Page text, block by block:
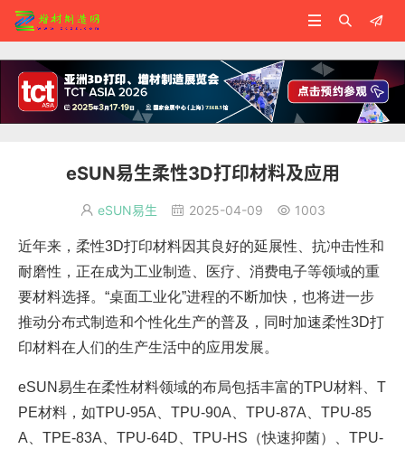



eSUN易生柔性3D打印材料及应用
 eSUN易生  2025-04-09  1003
近年来，柔性3D打印材料因其良好的延展性、抗冲击性和
耐磨性，正在成为工业制造、医疗、消费电子等领域的重
要材料选择。“桌面工业化”进程的不断加快，也将进一步
推动分布式制造和个性化生产的普及，同时加速柔性3D打
印材料在人们的生产生活中的应用发展。
eSUN易生在柔性材料领域的布局包括丰富的TPU材料、T
PE材料，如TPU-95A、TPU-90A、TPU-87A、TPU-85
A、TPE-83A、TPU-64D、TPU-HS（快速抑菌）、TPU-